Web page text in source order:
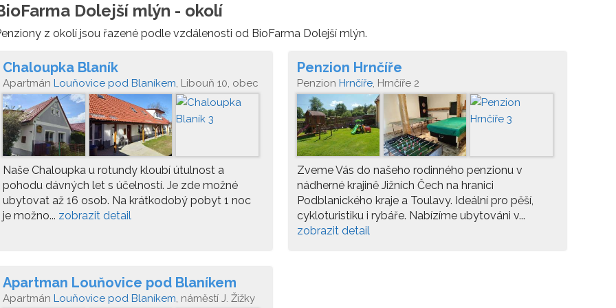
Dolejší mlýn - okolí
z okolí jsou řazené podle vzdálenosti od BioFarma Dolejší mlýn.
Chaloupka Blaník
Apartmán Louňovice pod Blaníkem, Libouň 10, obec
Zvěstov, p. Louňovice pod Blaníkem
Naše Chaloupka u rotundy kloubí útulnost a
pohodu dávných let s účelností. Je zde možné
ubytovat až 16 osob. Na krátkodobý pobyt 1 noc
je možno... zobrazit detail
Penzion Hrnčíře
Penzion Hrnčíře, Hrnčíře 2
Zveme Vás do našeho rodinného penzionu v
nádherné krajině Jižních Čech na hranici
Podblanického kraje a Toulavy. Ideální pro pěší,
cykloturistiku i rybáře. Nabízíme ubytováni v...
zobrazit detail
Apartman Louňovice pod Blaníkem
Apartmán Louňovice pod Blaníkem, náměstí J. Žižky